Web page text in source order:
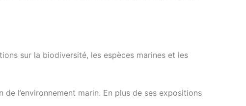
sur la biodiversité, les espèces marines et les
l’environnement marin. En plus de ses expositions